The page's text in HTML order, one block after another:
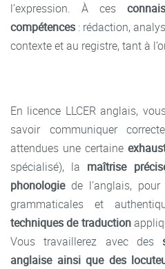
l’expression. À ces
compétences : rédaction,
contexte et au registre, tant à
En licence LLCER anglais,
savoir communiquer
attendues une certaine
spécialisé), la maîtrise
phonologiede l’anglais,
grammaticales et
techniques de traduction
Vous travaillerez avec des
anglaise ainsi que des